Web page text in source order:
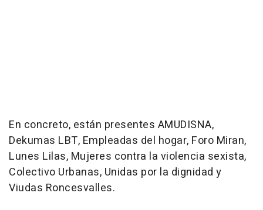
En concreto, están presentes AMUDISNA,
Dekumas LBT, Empleadas del hogar, Foro Miran,
Lunes Lilas, Mujeres contra la violencia sexista,
Colectivo Urbanas, Unidas por la dignidad y
Viudas Roncesvalles.